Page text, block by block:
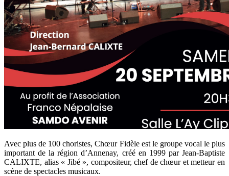
Avec plus de 100 choristes, Chœur Fidèle est le groupe vocal le plus
important de la région d’Annenay, créé en 1999 par Jean-Baptiste
CALIXTE, alias « Jibé », compositeur, chef de chœur et metteur en
scène de spectacles musicaux.